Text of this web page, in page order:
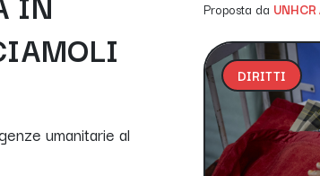
umanitarie al
Proposta da
DIRITTI